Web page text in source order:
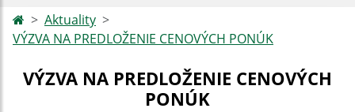
Aktuality
VÝZVA NA PREDLOŽENIE CENOVÝCH PONÚK
VÝZVA NA PREDLOŽENIE CENOVÝCH
PONÚK